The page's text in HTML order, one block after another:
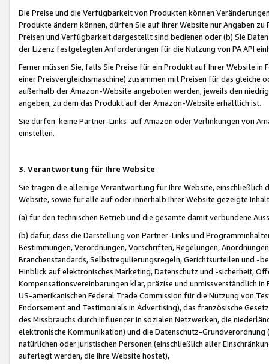
Die Preise und die Verfügbarkeit von Produkten können
Produkte ändern können, dürfen Sie auf Ihrer Website nur Angaben
Preisen und Verfügbarkeit dargestellt sind bedienen oder (b) Sie
der Lizenz festgelegten Anforderungen für die Nutzung von PA API
Ferner müssen Sie, falls Sie Preise für ein Produkt auf Ihrer Website
einer Preisvergleichsmaschine) zusammen mit Preisen für das
außerhalb der Amazon-Website angeboten werden, jeweils den
angeben, zu dem das Produkt auf der Amazon-Website erhältlich ist.
Sie dürfen keine Partner-Links auf Amazon oder Verlinkungen von
einstellen.
3. Verantwortung für Ihre Website
Sie tragen die alleinige Verantwortung für Ihre Website,
Website, sowie für alle auf oder innerhalb Ihrer Website gezeigte
(a) für den technischen Betrieb und die gesamte damit verbundene
(b) dafür, dass die Darstellung von Partner-Links und
Bestimmungen, Verordnungen, Vorschriften, Regelungen,
Branchenstandards, Selbstregulierungsregeln, Gerichtsurteilen und -
Hinblick auf elektronisches Marketing, Datenschutz und -sicherheit,
Kompensationsvereinbarungen klar, präzise und unmissverständlich
US-amerikanischen Federal Trade Commission für die Nutzung von
Endorsement and Testimonials in Advertising), das französische
des Missbrauchs durch Influencer in sozialen Netzwerken, die
elektronische Kommunikation) und die Datenschutz-
natürlichen oder juristischen Personen (einschließlich aller
auferlegt werden, die Ihre Website hostet),